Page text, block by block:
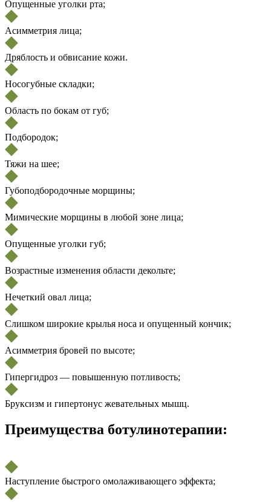
Опущенные уголки рта;
Асимметрия лица;
Дряблость и обвисание кожи.
Носогубные складки;
Область по бокам от губ;
Подбородок;
Тяжи на шее;
Губоподбородочные морщины;
Мимические морщины в любой зоне лица;
Опущенные уголки губ;
Возрастные изменения области декольте;
Нечеткий овал лица;
Слишком широкие крылья носа и опущенный кончик;
Асимметрия бровей по высоте;
Гипергидроз — повышенную потливость;
Бруксизм и гипертонус жевательных мышц.
Преимущества ботулинотерапии:
Наступление быстрого омолаживающего эффекта;